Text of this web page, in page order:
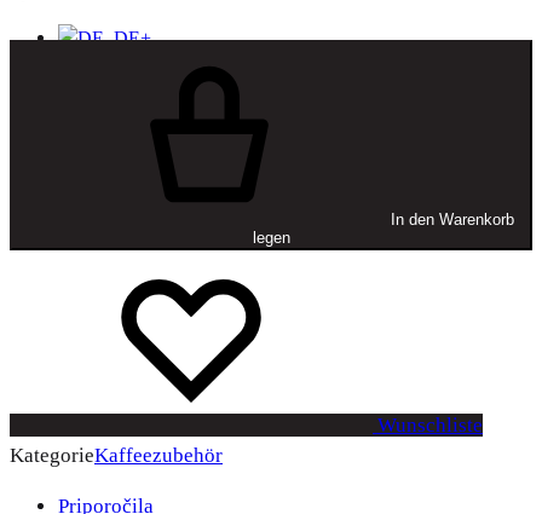
+
In den Warenkorb
legen
Wunschliste
KategorieKaffeezubehör
Priporočila